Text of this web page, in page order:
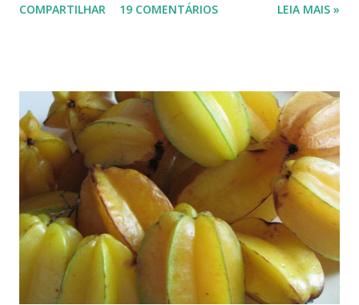
e cores... Picão*... Mais flores... Muitas plantas, capim, pedras... Um
de passeios no mato, em pleno cerrado, observando as pequenas coisas
à nossa volta, tão importantes mas às vezes tão esquecidas. Vamos
aproveitar as férias para curtir a natureza? ... ----------------------- ....
A moça que aparece na...
COMPARTILHAR 19 COMENTÁRIOS LEIA MAIS »